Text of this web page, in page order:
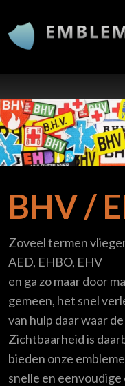
BHV /
Zoveel termen
AED, EHBO, EHV
en ga zo maar door
gemeen, het snel
van hulp daar waar
Zichtbaarheid is
bieden onze
snelle en